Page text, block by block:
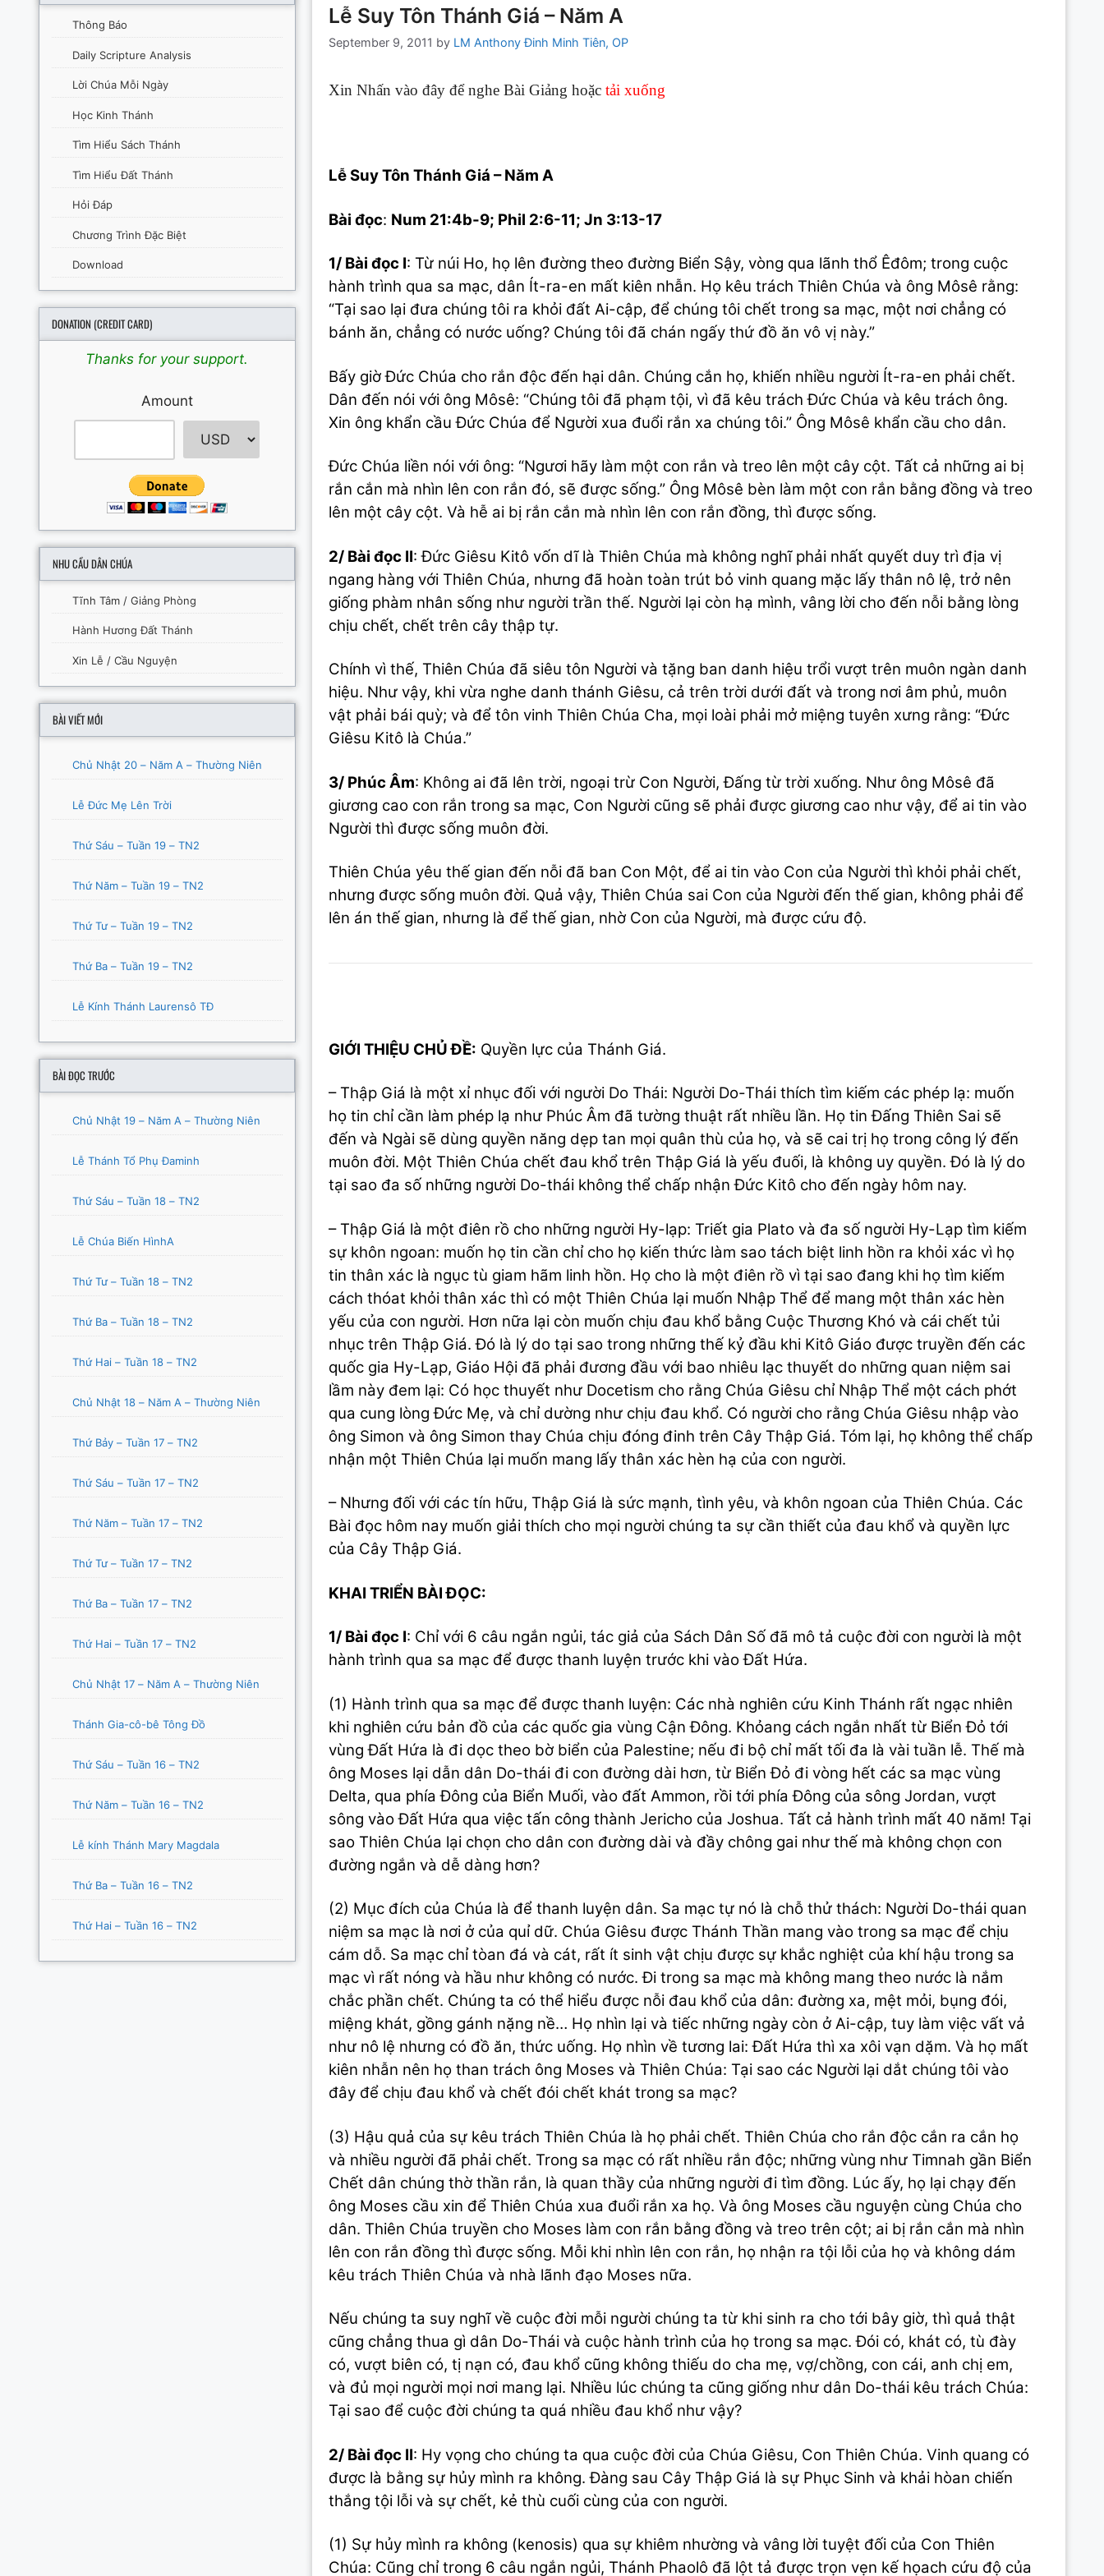
Lễ Suy Tôn Thánh Giá – Năm A
September 9, 2011 by LM Anthony Đinh Minh Tiên, OP
Xin Nhấn vào đây để nghe Bài Giảng hoặc tải xuống
LễSuy Tôn Thánh Giá – Năm A
Bài đọc: Num 21:4b-9; Phil 2:6-11; Jn 3:13-17
1/ Bài đọc I: Từ núi Ho, họ lên đường theo đường Biển Sậy, vòng qua lãnh thổ Êđôm; trong cuộc
hành trình qua sa mạc, dân Ít-ra-en mất kiên nhẫn. Họ kêu trách Thiên Chúa và ông Môsê rằng:
“Tại sao lại đưa chúng tôi ra khỏi đất Ai-cập, để chúng tôi chết trong sa mạc, một nơi chẳng có
bánh ăn, chẳng có nước uống? Chúng tôi đã chán ngấy thứ đồ ăn vô vị này.”
Bấy giờ Đức Chúa cho rắn độc đến hại dân. Chúng cắn họ, khiến nhiều người Ít-ra-en phải chết.
Dân đến nói với ông Môsê: “Chúng tôi đã phạm tội, vì đã kêu trách Đức Chúa và kêu trách ông.
Xin ông khẩn cầu Đức Chúa để Người xua đuổi rắn xa chúng tôi.” Ông Môsê khẩn cầu cho dân.
Đức Chúa liền nói với ông: “Ngươi hãy làm một con rắn và treo lên một cây cột. Tất cả những ai bị
rắn cắn mà nhìn lên con rắn đó, sẽ được sống.” Ông Môsê bèn làm một con rắn bằng đồng và treo
lên một cây cột. Và hễ ai bị rắn cắn mà nhìn lên con rắn đồng, thì được sống.
2/ Bài đọc II: Đức Giêsu Kitô vốn dĩ là Thiên Chúa mà không nghĩ phải nhất quyết duy trì địa vị
ngang hàng với Thiên Chúa, nhưng đã hoàn toàn trút bỏ vinh quang mặc lấy thân nô lệ, trở nên
giống phàm nhân sống như người trần thế. Người lại còn hạ mình, vâng lời cho đến nỗi bằng lòng
chịu chết, chết trên cây thập tự.
Chính vì thế, Thiên Chúa đã siêu tôn Người và tặng ban danh hiệu trổi vượt trên muôn ngàn danh
hiệu. Như vậy, khi vừa nghe danh thánh Giêsu, cả trên trời dưới đất và trong nơi âm phủ, muôn
vật phải bái quỳ; và để tôn vinh Thiên Chúa Cha, mọi loài phải mở miệng tuyên xưng rằng: “Đức
Giêsu Kitô là Chúa.”
3/ Phúc Âm: Không ai đã lên trời, ngoại trừ Con Người, Đấng từ trời xuống. Như ông Môsê đã
giương cao con rắn trong sa mạc, Con Người cũng sẽ phải được giương cao như vậy, để ai tin vào
Người thì được sống muôn đời.
Thiên Chúa yêu thế gian đến nỗi đã ban Con Một, để ai tin vào Con của Người thì khỏi phải chết,
nhưng được sống muôn đời. Quả vậy, Thiên Chúa sai Con của Người đến thế gian, không phải để
lên án thế gian, nhưng là để thế gian, nhờ Con của Người, mà được cứu độ.
GIỚI THIỆU CHỦ ĐỀ: Quyền lực của Thánh Giá.
– Thập Giá là một xỉ nhục đối với người Do Thái: Người Do-Thái thích tìm kiếm các phép lạ: muốn
họ tin chỉ cần làm phép lạ như Phúc Âm đã tường thuật rất nhiều lần. Họ tin Đấng Thiên Sai sẽ
đến và Ngài sẽ dùng quyền năng dẹp tan mọi quân thù của họ, và sẽ cai trị họ trong công lý đến
muôn đời. Một Thiên Chúa chết đau khổ trên Thập Giá là yếu đuối, là không uy quyền. Đó là lý do
tại sao đa số những người Do-thái không thể chấp nhận Đức Kitô cho đến ngày hôm nay.
– Thập Giá là một điên rồ cho những người Hy-lạp: Triết gia Plato và đa số người Hy-Lạp tìm kiếm
sự khôn ngoan: muốn họ tin cần chỉ cho họ kiến thức làm sao tách biệt linh hồn ra khỏi xác vì họ
tin thân xác là ngục tù giam hãm linh hồn. Họ cho là một điên rồ vì tại sao đang khi họ tìm kiếm
cách thóat khỏi thân xác thì có một Thiên Chúa lại muốn Nhập Thể để mang một thân xác hèn
yếu của con người. Hơn nữa lại còn muốn chịu đau khổ bằng Cuộc Thương Khó và cái chết tủi
nhục trên Thập Giá. Đó là lý do tại sao trong những thế kỷ đầu khi Kitô Giáo được truyền đến các
quốc gia Hy-Lạp, Giáo Hội đã phải đương đầu với bao nhiêu lạc thuyết do những quan niệm sai
lầm này đem lại: Có học thuyết như Docetism cho rằng Chúa Giêsu chỉ Nhập Thể một cách phớt
qua cung lòng Đức Mẹ, và chỉ dường như chịu đau khổ. Có người cho rằng Chúa Giêsu nhập vào
ông Simon và ông Simon thay Chúa chịu đóng đinh trên Cây Thập Giá. Tóm lại, họ không thể chấp
nhận một Thiên Chúa lại muốn mang lấy thân xác hèn hạ của con người.
– Nhưng đối với các tín hữu, Thập Giá là sức mạnh, tình yêu, và khôn ngoan của Thiên Chúa. Các
Bài đọc hôm nay muốn giải thích cho mọi người chúng ta sự cần thiết của đau khổ và quyền lực
của Cây Thập Giá.
KHAI TRIỂN BÀI ĐỌC:
1/ Bài đọc I: Chỉ với 6 câu ngắn ngủi, tác giả của Sách Dân Số đã mô tả cuộc đời con người là một
hành trình qua sa mạc để được thanh luyện trước khi vào Đất Hứa.
(1) Hành trình qua sa mạc để được thanh luyện: Các nhà nghiên cứu Kinh Thánh rất ngạc nhiên
khi nghiên cứu bản đồ của các quốc gia vùng Cận Đông. Khỏang cách ngắn nhất từ Biển Đỏ tới
vùng Đất Hứa là đi dọc theo bờ biển của Palestine; nếu đi bộ chỉ mất tối đa là vài tuần lễ. Thế mà
ông Moses lại dẫn dân Do-thái đi con đường dài hơn, từ Biển Đỏ đi vòng hết các sa mạc vùng
Delta, qua phía Đông của Biển Muối, vào đất Ammon, rồi tới phía Đông của sông Jordan, vượt
sông vào Đất Hứa qua việc tấn công thành Jericho của Joshua. Tất cả hành trình mất 40 năm! Tại
sao Thiên Chúa lại chọn cho dân con đường dài và đầy chông gai như thế mà không chọn con
đường ngắn và dễ dàng hơn?
(2) Mục đích của Chúa là để thanh luyện dân. Sa mạc tự nó là chỗ thử thách: Người Do-thái quan
niệm sa mạc là nơi ở của quỉ dữ. Chúa Giêsu được Thánh Thần mang vào trong sa mạc để chịu
cám dỗ. Sa mạc chỉ tòan đá và cát, rất ít sinh vật chịu được sự khắc nghiệt của khí hậu trong sa
mạc vì rất nóng và hầu như không có nước. Đi trong sa mạc mà không mang theo nước là nắm
chắc phần chết. Chúng ta có thể hiểu được nỗi đau khổ của dân: đường xa, mệt mỏi, bụng đói,
miệng khát, gồng gánh nặng nề… Họ nhìn lại và tiếc những ngày còn ở Ai-cập, tuy làm việc vất vả
như nô lệ nhưng có đồ ăn, thức uống. Họ nhìn về tương lai: Đất Hứa thì xa xôi vạn dặm. Và họ mất
kiên nhẫn nên họ than trách ông Moses và Thiên Chúa: Tại sao các Người lại dắt chúng tôi vào
đây để chịu đau khổ và chết đói chết khát trong sa mạc?
(3) Hậu quả của sự kêu trách Thiên Chúa là họ phải chết. Thiên Chúa cho rắn độc cắn ra cắn họ
và nhiều người đã phải chết. Trong sa mạc có rất nhiều rắn độc; những vùng như Timnah gần Biển
Chết dân chúng thờ thần rắn, là quan thầy của những người đi tìm đồng. Lúc ấy, họ lại chạy đến
ông Moses cầu xin để Thiên Chúa xua đuổi rắn xa họ. Và ông Moses cầu nguyện cùng Chúa cho
dân. Thiên Chúa truyền cho Moses làm con rắn bằng đồng và treo trên cột; ai bị rắn cắn mà nhìn
lên con rắn đồng thì được sống. Mỗi khi nhìn lên con rắn, họ nhận ra tội lỗi của họ và không dám
kêu trách Thiên Chúa và nhà lãnh đạo Moses nữa.
Nếu chúng ta suy nghĩ về cuộc đời mỗi người chúng ta từ khi sinh ra cho tới bây giờ, thì quả thật
cũng chẳng thua gì dân Do-Thái và cuộc hành trình của họ trong sa mạc. Đói có, khát có, tù đày
có, vượt biên có, tị nạn có, đau khổ cũng không thiếu do cha mẹ, vợ/chồng, con cái, anh chị em,
và đủ mọi người mọi nơi mang lại. Nhiều lúc chúng ta cũng giống như dân Do-thái kêu trách Chúa:
Tại sao để cuộc đời chúng ta quá nhiều đau khổ như vậy?
2/ Bài đọc II: Hy vọng cho chúng ta qua cuộc đời của Chúa Giêsu, Con Thiên Chúa. Vinh quang có
được là bằng sự hủy mình ra không. Đàng sau Cây Thập Giá là sự Phục Sinh và khải hòan chiến
thắng tội lỗi và sự chết, kẻ thù cuối cùng của con người.
(1) Sự hủy mình ra không (kenosis) qua sự khiêm nhường và vâng lời tuyệt đối của Con Thiên
Chúa: Cũng chỉ trong 6 câu ngắn ngủi, Thánh Phaolô đã lột tả được trọn vẹn kế họach cứu độ của
Thông Báo
Daily Scripture Analysis
Lời Chúa Mỗi Ngày
Học Kinh Thánh
Tìm Hiểu Sách Thánh
Tìm Hiểu Đất Thánh
Hỏi Đáp
Chương Trình Đặc Biệt
Download
DONATION (CREDIT CARD)
Thanks for your support.
Amount
NHU CẦU DÂN CHÚA
Tĩnh Tâm / Giảng Phòng
Hành Hương Đất Thánh
Xin Lễ / Cầu Nguyện
BÀI VIẾT MỚI
Chủ Nhật 20 – Năm A – Thường Niên
Lễ Đức Mẹ Lên Trời
Thứ Sáu – Tuần 19 – TN2
Thứ Năm – Tuần 19 – TN2
Thứ Tư – Tuần 19 – TN2
Thứ Ba – Tuần 19 – TN2
Lễ Kính Thánh Laurensô TĐ
BÀI ĐỌC TRƯỚC
Chủ Nhật 19 – Năm A – Thường Niên
Lễ Thánh Tổ Phụ Đaminh
Thứ Sáu – Tuần 18 – TN2
Lễ Chúa Biến HìnhA
Thứ Tư – Tuần 18 – TN2
Thứ Ba – Tuần 18 – TN2
Thứ Hai – Tuần 18 – TN2
Chủ Nhật 18 – Năm A – Thường Niên
Thứ Bảy – Tuần 17 – TN2
Thứ Sáu – Tuần 17 – TN2
Thứ Năm – Tuần 17 – TN2
Thứ Tư – Tuần 17 – TN2
Thứ Ba – Tuần 17 – TN2
Thứ Hai – Tuần 17 – TN2
Chủ Nhật 17 – Năm A – Thường Niên
Thánh Gia-cô-bê Tông Đồ
Thứ Sáu – Tuần 16 – TN2
Thứ Năm – Tuần 16 – TN2
Lễ kính Thánh Mary Magdala
Thứ Ba – Tuần 16 – TN2
Thứ Hai – Tuần 16 – TN2